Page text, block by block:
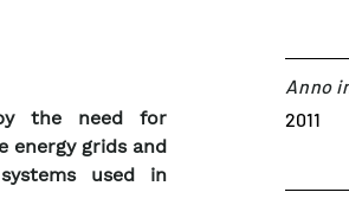
the need for
energy grids and
used in
Anno
2011